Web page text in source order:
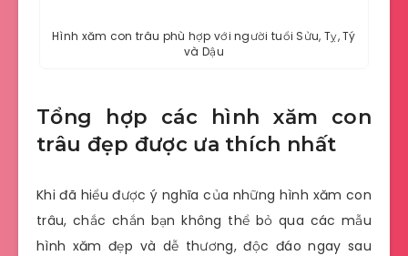
Hình xăm con trâu phù hợp với người tuổi Sửu, Tỵ, Tý
và Dậu
Tổng hợp các hình xăm con
trâu đẹp được ưa thích nhất
Khi đã hiểu được ý nghĩa của những hình xăm con
trâu, chắc chắn bạn không thể bỏ qua các mẫu
hình xăm đẹp và dễ thương, độc đáo ngay sau